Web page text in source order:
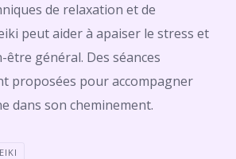
de relaxation et de
peut aider à apaiser le stress et
général. Des séances
proposées pour accompagner
dans son cheminement.